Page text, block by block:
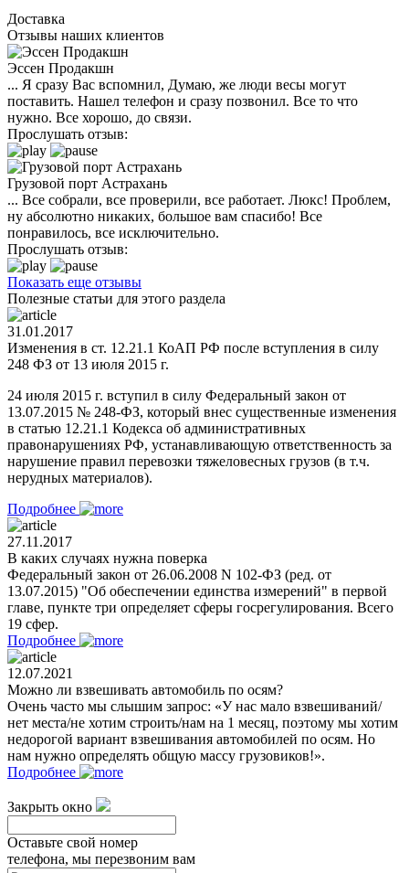
Доставка
Отзывы наших клиентов
Эссен Продакшн
... Я сразу Вас вспомнил, Думаю, же люди весы могут
поставить. Нашел телефон и сразу позвонил. Все то что
нужно. Все хорошо, до связи.
Прослушать отзыв:
Грузовой порт Астрахань
... Все собрали, все проверили, все работает. Люкс! Проблем,
ну абсолютно никаких, большое вам спасибо! Все
понравилось, все исключительно.
Прослушать отзыв:
Показать еще отзывы
Полезные статьи для этого раздела
31.01.2017
Изменения в ст. 12.21.1 КоАП РФ после вступления в силу
248 ФЗ от 13 июля 2015 г.
24 июля 2015 г. вступил в силу Федеральный закон от
13.07.2015 № 248-ФЗ, который внес существенные изменения
в статью 12.21.1 Кодекса об административных
правонарушениях РФ, устанавливающую ответственность за
нарушение правил перевозки тяжеловесных грузов (в т.ч.
нерудных материалов).
Подробнее
27.11.2017
В каких случаях нужна поверка
Федеральный закон от 26.06.2008 N 102-ФЗ (ред. от
13.07.2015) "Об обеспечении единства измерений" в первой
главе, пункте три определяет сферы госрегулирования. Всего
19 сфер.
Подробнее
12.07.2021
Можно ли взвешивать автомобиль по осям?
Очень часто мы слышим запрос: «У нас мало взвешиваний/
нет места/не хотим строить/нам на 1 месяц, поэтому мы хотим
недорогой вариант взвешивания автомобилей по осям. Но
нам нужно определять общую массу грузовиков!».
Подробнее
Закрыть окно
Оставьте свой номер
телефона, мы перезвоним вам